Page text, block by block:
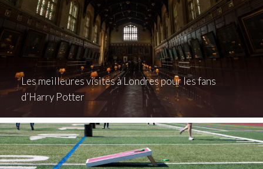
Les meilleures visites à Londres pour les fans
d’Harry Potter